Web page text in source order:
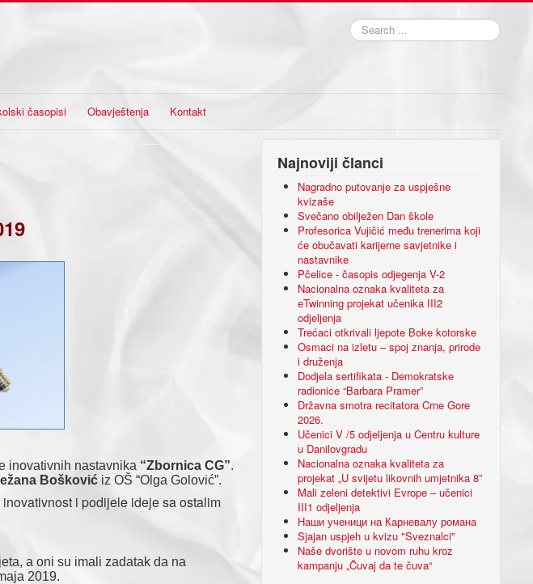
Search
...
časopisi Obavještenja Kontakt
inovativnih nastavnika “Zbornica CG”.
Bošković iz OŠ “Olga Golović”.
i podijele ideje sa ostalim
a oni su imali zadatak da na
2019.
Najnoviji članci
Nagradno putovanje za uspješne
kvizaše
Svečano obilježen Dan škole
Profesorica Vujičić među trenerima koji
će obučavati karijerne savjetnike i
nastavnike
Pčelice - časopis odjegenja V-2
Nacionalna oznaka kvaliteta za
eTwinning projekat učenika III2
odjeljenja
Trećaci otkrivali ljepote Boke kotorske
Osmaci na izletu – spoj znanja, prirode
i druženja
Dodjela sertifikata - Demokratske
radionice “Barbara Pramer”
Državna smotra recitatora Crne Gore
2026.
Učenici V /5 odjeljenja u Centru kulture
u Danilovgradu
Nacionalna oznaka kvaliteta za
projekat „U svijetu likovnih umjetnika 8”
Mali zeleni detektivi Evrope – učenici
III1 odjeljenja
Наши ученици на Карневалу романа
Sjajan uspjeh u kvizu "Sveznalci"
Naše dvorište u novom ruhu kroz
kampanju „Čuvaj da te čuva“